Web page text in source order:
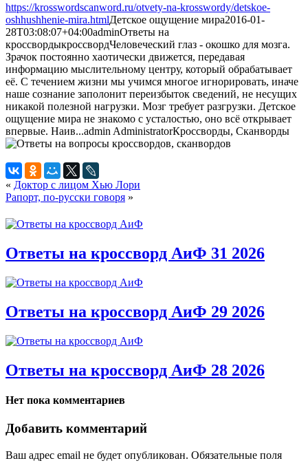
https://krosswordscanword.ru/otvety-na-krosswordy/detskoe-
oshhushhenie-mira.htmlДетское ощущение мира2016-01-
28T03:08:07+04:00adminОтветы на
кроссвордыкроссвордЧеловеческий глаз - окошко для мозга.
Зрачок постоянно хаотически движется, передавая
информацию мыслительному центру, который обрабатывает
её. С течением жизни мы учимся многое игнорировать, иначе
наше сознание заполонит переизбыток сведений, не несущих
никакой полезной нагрузки. Мозг требует разгрузки. Детское
ощущение мира не знакомо с усталостью, оно всё открывает
впервые. Наив...admin AdministratorКроссворды, Сканворды
« Доктор с лицом Хью Лори
Рапорт, по-русски говоря »
Ответы на кроссворд АиФ 31 2026
Ответы на кроссворд АиФ 29 2026
Ответы на кроссворд АиФ 28 2026
Нет пока комментариев
Добавить комментарий
Ваш адрес email не будет опубликован. Обязательные поля